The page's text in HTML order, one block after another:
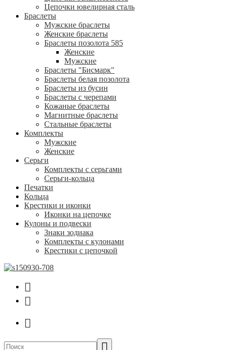
Цепочки ювелирная сталь
Браслеты
Мужские браслеты
Женские браслеты
Браслеты позолота 585
Женские
Мужские
Браслеты "Бисмарк"
Браслеты белая позолота
Браслеты из бусин
Браслеты с черепами
Кожаные браслеты
Магнитные браслеты
Стальные браслеты
Комплекты
Мужские
Женские
Серьги
Комплекты с серьгами
Серьги-кольца
Печатки
Кольца
Крестики и иконки
Иконки на цепочке
Кулоны и подвески
Знаки зодиака
Комплекты с кулонами
Крестики с цепочкой